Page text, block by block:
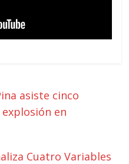
asiste cinco
en
Cuatro Variables